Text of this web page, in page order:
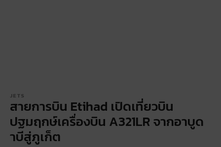
JETS
สายการบิน Etihad เปิดเที่ยวบิน
ปฐมฤกษ์เครื่องบิน A321LR จากอาบูด
าบีสู่ภูเก็ต